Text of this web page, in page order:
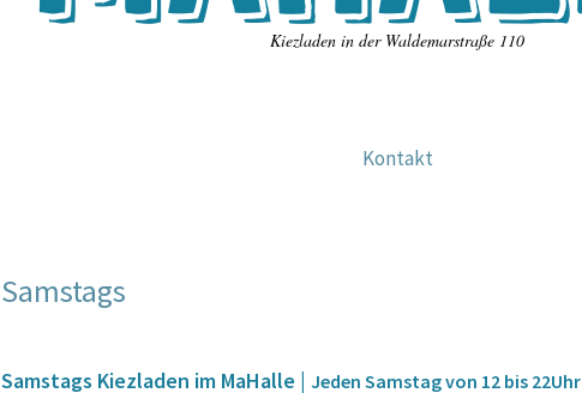
Kiezladen in der Waldemarstraße 110
Kontakt
Samstags
Samstags Kiezladen im MaHalle | Jeden Samstag von 12 bis 22Uhr